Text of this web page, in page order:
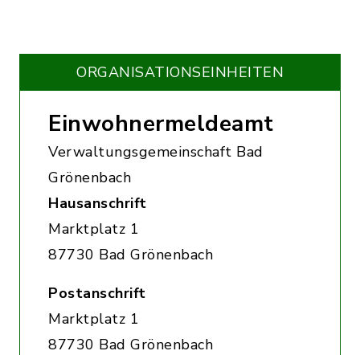
ORGANISATIONS­EINHEITEN
Einwohnermeldeamt
Verwaltungsgemeinschaft Bad
Grönenbach
Hausanschrift
Marktplatz 1
87730 Bad Grönenbach
Postanschrift
Marktplatz 1
87730 Bad Grönenbach